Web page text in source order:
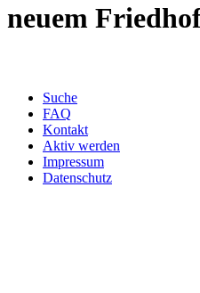
neuem
Suche
FAQ
Kontakt
Aktiv werden
Impressum
Datenschutz